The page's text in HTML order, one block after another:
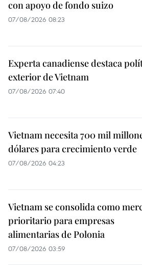
con apoyo de fondo suizo
07/08/2026 08:23
Experta canadiense destaca
exterior de Vietnam
07/08/2026 07:40
Vietnam necesita 700 mil
dólares para crecimiento verde
07/08/2026 04:23
Vietnam se consolida como
prioritario para empresas
alimentarias de Polonia
07/08/2026 03:59